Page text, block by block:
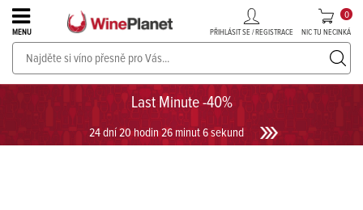
Last Minute -40%
24 dní 20 hodin 26 minut 5 sekund
MENU PŘIHLÁSIT SE / REGISTRACE NIC TU NECINKÁ
0
PROSECCO v akci až do -30%!UKÁZAT PROSECCO